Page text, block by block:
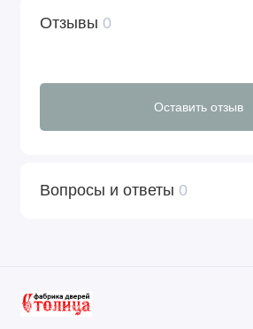
Отзывы 0
Оставить отзыв
Вопросы и ответы 0